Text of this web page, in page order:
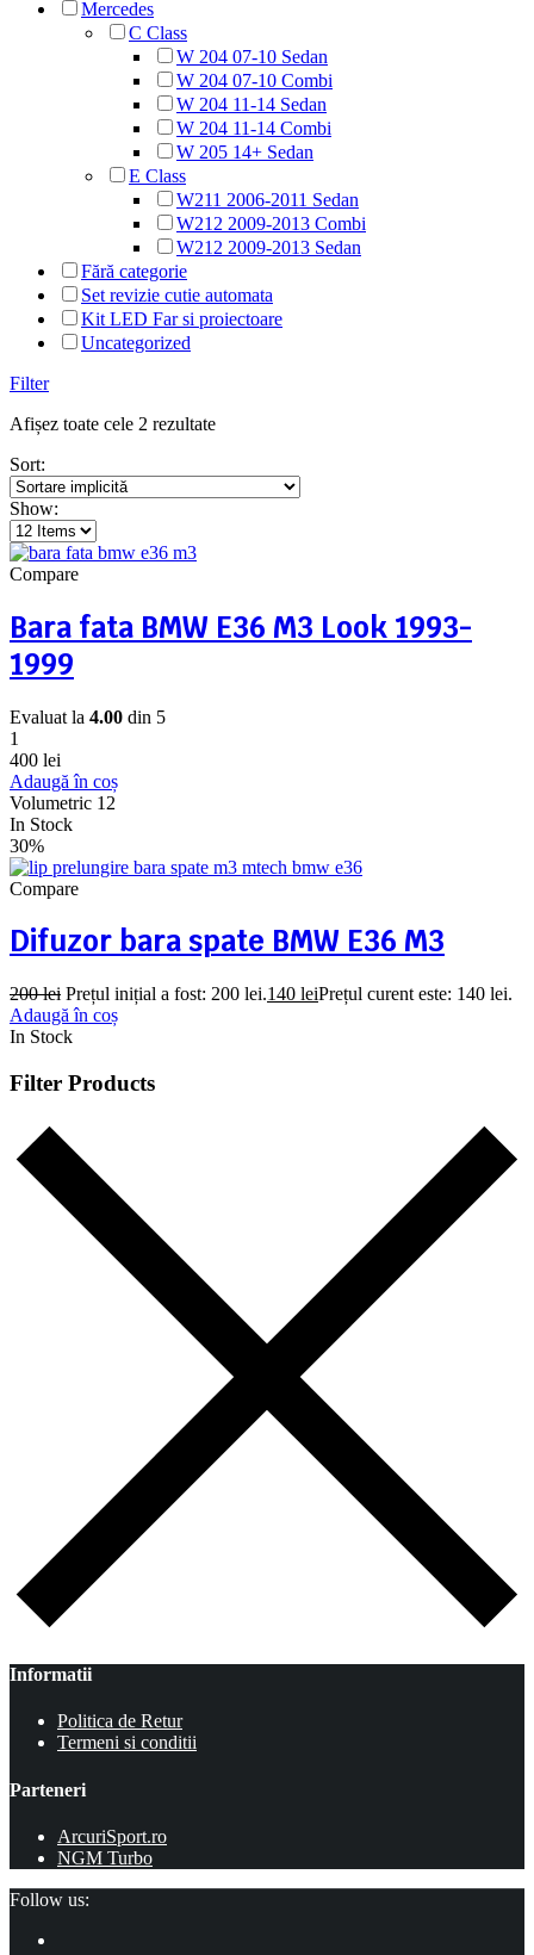
Mercedes
C Class
W 204 07-10 Sedan
W 204 07-10 Combi
W 204 11-14 Sedan
W 204 11-14 Combi
W 205 14+ Sedan
E Class
W211 2006-2011 Sedan
W212 2009-2013 Combi
W212 2009-2013 Sedan
Fără categorie
Set revizie cutie automata
Kit LED Far si proiectoare
Uncategorized
Filter
Afișez toate cele 2 rezultate
Sort:
Show:
Compare
Bara fata BMW E36 M3 Look 1993-
1999
Evaluat la 4.00 din 5
1
400 lei
Adaugă în coș
Volumetric 12
In Stock
30%
Compare
Difuzor bara spate BMW E36 M3
200lei Prețul inițial a fost: 200 lei.140 leiPrețul curent este: 140 lei.
Adaugă în coș
In Stock
Filter Products
Informatii
Politica de Retur
Termeni si conditii
Parteneri
ArcuriSport.ro
NGM Turbo
Follow us: